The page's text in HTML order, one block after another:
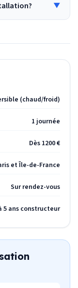
▼
(chaud/froid)
1 journée
Dès 1200 €
et Île-de-France
Sur rendez-vous
5 ans constructeur